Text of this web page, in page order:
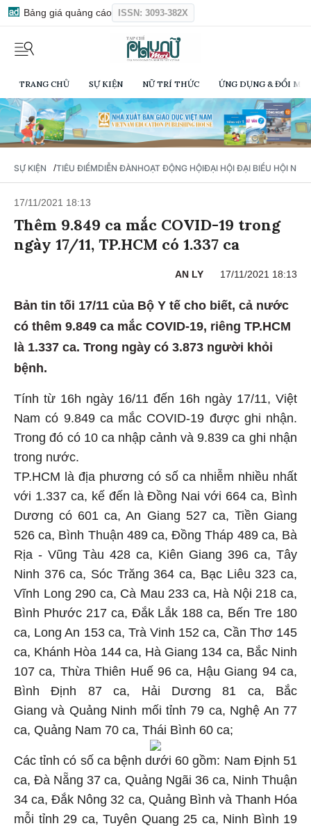
Bảng giá quảng cáo ISSN: 3093-382X
TRANG CHỦ SỰ KIỆN NỮ TRÍ THỨC ỨNG DỤNG & ĐỔI
SỰ KIỆN / TIÊU ĐIỂMDIỄN ĐÀNHOẠT ĐỘNG HỘIĐẠI HỘI ĐẠI BIỂU HỘI NỮ
17/11/2021 18:13
Thêm 9.849 ca mắc COVID-19 trong
ngày 17/11, TP.HCM có 1.337 ca
AN LY 17/11/2021 18:13
Bản tin tối 17/11 của Bộ Y tế cho biết, cả nước
có thêm 9.849 ca mắc COVID-19, riêng TP.HCM
là 1.337 ca. Trong ngày có 3.873 người khỏi
bệnh.
Tính từ 16h ngày 16/11 đến 16h ngày 17/11, Việt
Nam có 9.849 ca mắc COVID-19 được ghi nhận.
Trong đó có 10 ca nhập cảnh và 9.839 ca ghi nhận
trong nước.
TP.HCM là địa phương có số ca nhiễm nhiều nhất
với 1.337 ca, kế đến là Đồng Nai với 664 ca, Bình
Dương có 601 ca, An Giang 527 ca, Tiền Giang
526 ca, Bình Thuận 489 ca, Đồng Tháp 489 ca, Bà
Rịa - Vũng Tàu 428 ca, Kiên Giang 396 ca, Tây
Ninh 376 ca, Sóc Trăng 364 ca, Bạc Liêu 323 ca,
Vĩnh Long 290 ca, Cà Mau 233 ca, Hà Nội 218 ca,
Bình Phước 217 ca, Đắk Lắk 188 ca, Bến Tre 180
ca, Long An 153 ca, Trà Vinh 152 ca, Cần Thơ 145
ca, Khánh Hòa 144 ca, Hà Giang 134 ca, Bắc Ninh
107 ca, Thừa Thiên Huế 96 ca, Hậu Giang 94 ca,
Bình Định 87 ca, Hải Dương 81 ca, Bắc
Giang và Quảng Ninh mối tỉnh 79 ca, Nghệ An 77
ca, Quảng Nam 70 ca, Thái Bình 60 ca;
Các tỉnh có số ca bệnh dưới 60 gồm: Nam Định 51
ca, Đà Nẵng 37 ca, Quảng Ngãi 36 ca, Ninh Thuận
34 ca, Đắk Nông 32 ca, Quảng Bình và Thanh Hóa
mỗi tỉnh 29 ca, Tuyên Quang 25 ca, Ninh Bình 19